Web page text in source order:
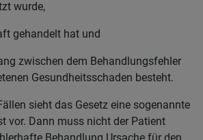
wurde,
gehandelt hat und
zwischen dem Behandlungsfehler
Gesundheitsschaden besteht.
sieht das Gesetz eine sogenannte
vor. Dann muss nicht der Patient